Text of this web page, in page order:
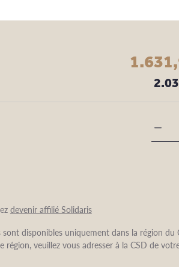
-
devenir affilié Solidaris
disponibles uniquement dans la région du
veuillez vous adresser à la CSD de